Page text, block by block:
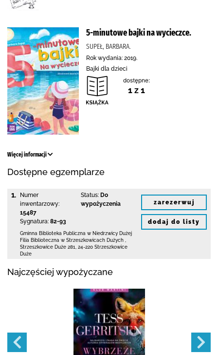
5-minutowe bajki na wycieczce.
SUPEŁ, BARBARA.
Rok wydania: 2019.
Bajki dla dzieci
dostępne:
1 z 1
Więcej informacji
Dostępne egzemplarze
1.
Numer
inwentarzowy:
15487
Sygnatura: 82-93
Status: Do
wypożyczenia
Gminna Biblioteka Publiczna w Niedrzwicy Dużej
Filia Biblioteczna w Strzeszkowicach Dużych
Strzeszkowice Duże 281
24-220 Strzeszkowice
Duże
zarezerwuj
dodaj do listy
Najczęściej wypożyczane